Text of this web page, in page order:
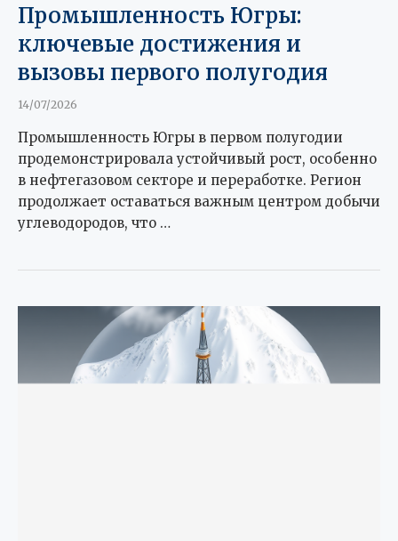
Промышленность Югры:
ключевые достижения и
вызовы первого полугодия
14/07/2026
Промышленность Югры в первом полугодии
продемонстрировала устойчивый рост, особенно
в нефтегазовом секторе и переработке. Регион
продолжает оставаться важным центром добычи
углеводородов, что …